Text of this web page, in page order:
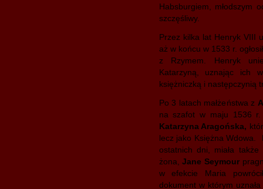
Habsburgiem, młodszym
szczęśliwy.
Przez kilka lat Henryk VIII
aż w końcu w 1533 r.
z Rzymem. Henryk
Katarzyną, uznając ich
księżniczką i następczynią
Po 3 latach małżeństwa z
na szafot w maju 1536
Katarzyna Aragońska,
lecz jako Księżna Wdowa.
ostatnich dni, miała
żona, Jane Seymour
w efekcie Maria
dokument w którym